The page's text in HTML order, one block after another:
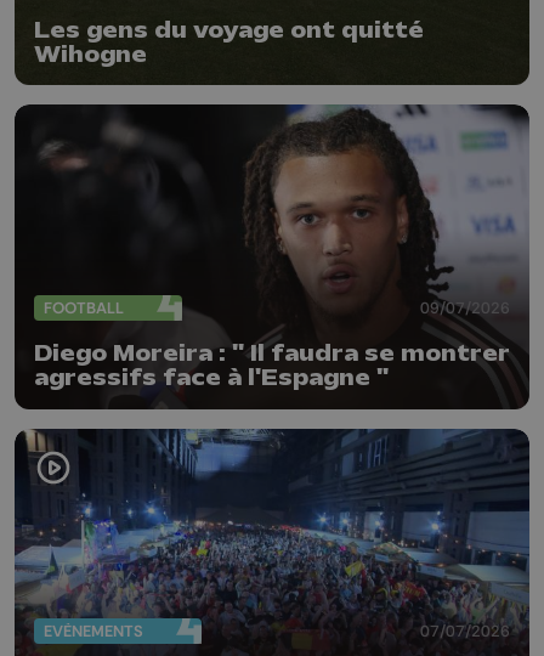
Les gens du voyage ont quitté
Wihogne
FOOTBALL 09/07/2026
Diego Moreira : " Il faudra se montrer
agressifs face à l'Espagne "
EVÈNEMENTS 07/07/2026